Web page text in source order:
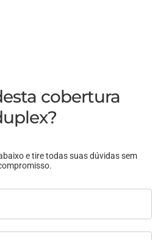
cobertura
e tire todas suas dúvidas sem